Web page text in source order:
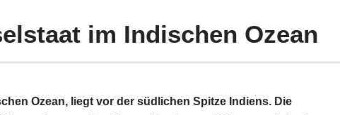
im Indischen Ozean
Ozean, liegt vor der südlichen Spitze Indiens. Die